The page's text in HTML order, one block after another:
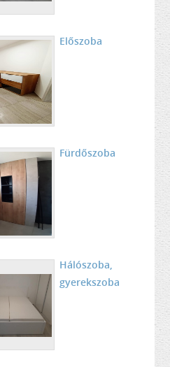
Előszoba
Fürdőszoba
Hálószoba,
gyerekszoba